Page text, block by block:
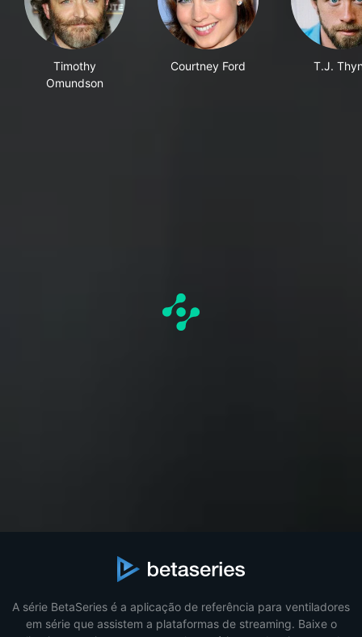
Timothy
Omundson
Courtney Ford T.J.
A série BetaSeries é a aplicação de referência para ventiladores
em série que assistem a plataformas de streaming. Baixe o